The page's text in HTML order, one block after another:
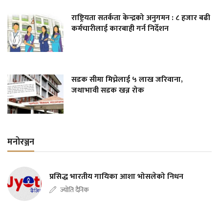
राष्ट्रियता सतर्कता केन्द्रको अनुगमन : ८ हजार बढी
कर्मचारीलाई कारबाही गर्न निर्देशन
सडक सीमा मिच्नेलाई ५ लाख जरिवाना,
जथाभावी सडक खन्न रोक
मनोरञ्जन
प्रसिद्ध भारतीय गायिका आशा भोसलेको निधन
ज्योति दैनिक